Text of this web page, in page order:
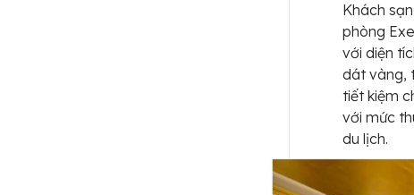
Khách
phòng
với diện
dát vàng,
tiết kiệm
với mức
du lịch.